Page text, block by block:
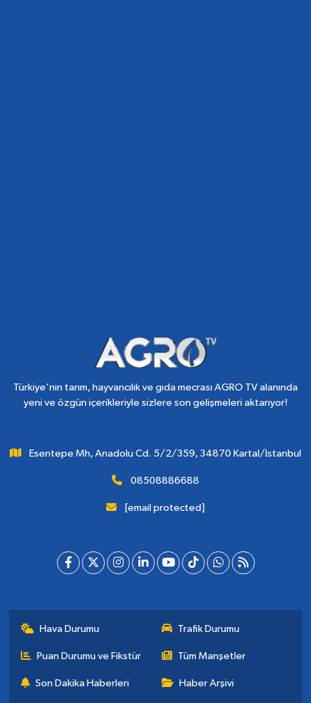
Türkiye'nin tarım, hayvancılık ve gıda mecrası AGRO TV alanında
yeni ve özgün içerikleriyle sizlere son gelişmeleri aktarıyor!
Esentepe Mh, Anadolu Cd. 5/2/359, 34870 Kartal/İstanbul
08508886688
[email protected]
Hava Durumu Trafik Durumu
Puan Durumu ve Fikstür Tüm Manşetler
Son Dakika Haberleri Haber Arşivi